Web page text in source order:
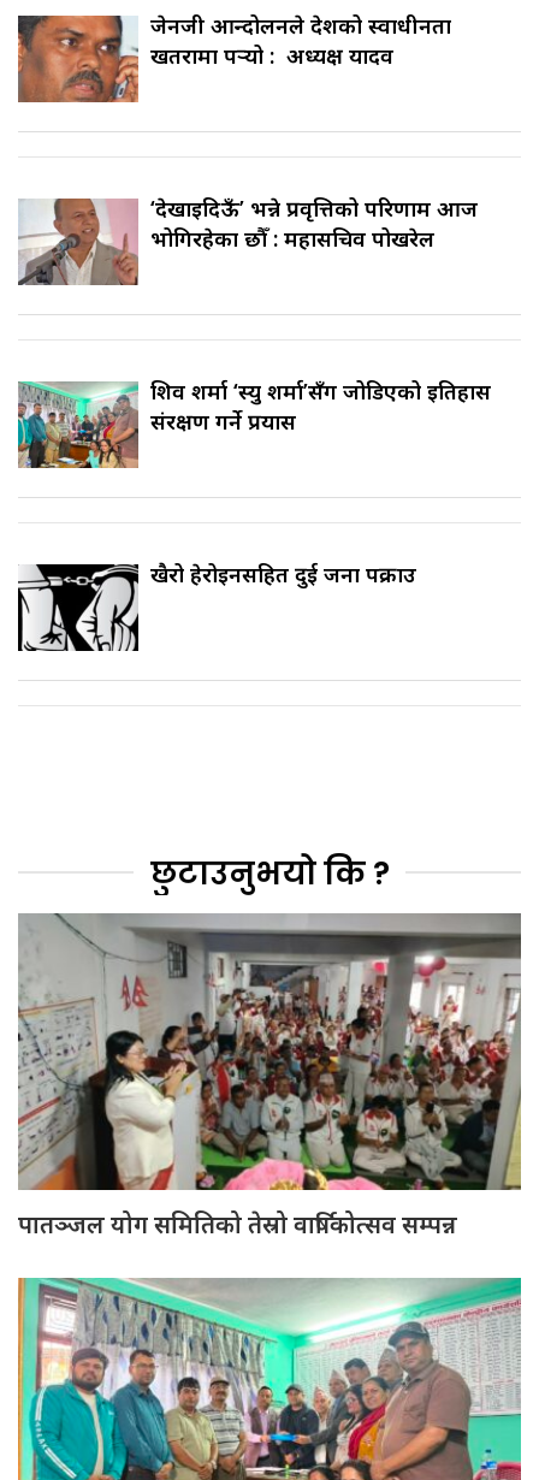
जेनजी आन्दोलनले देशको स्वाधीनता
खतरामा पर्‍यो : अध्यक्ष यादव
‘देखाइदिऊँ’ भन्ने प्रवृत्तिको परिणाम आज
भोगिरहेका छौँ : महासचिव पोखरेल
शिव शर्मा ‘स्यु शर्मा’सँग जोडिएको इतिहास
संरक्षण गर्ने प्रयास
खैरो हेरोइनसहित दुई जना पक्राउ
छुटाउनुभयो कि ?
पातञ्जल योग समितिको तेस्रो वार्षिकोत्सव सम्पन्न